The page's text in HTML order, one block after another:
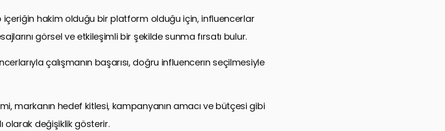
içeriğin hakim olduğu bir platform olduğu için, influencerlar
görsel ve etkileşimli bir şekilde sunma fırsatı bulur.
çalışmanın başarısı, doğru influencerın seçilmesiyle
markanın hedef kitlesi, kampanyanın amacı ve bütçesi gibi
olarak değişiklik gösterir.